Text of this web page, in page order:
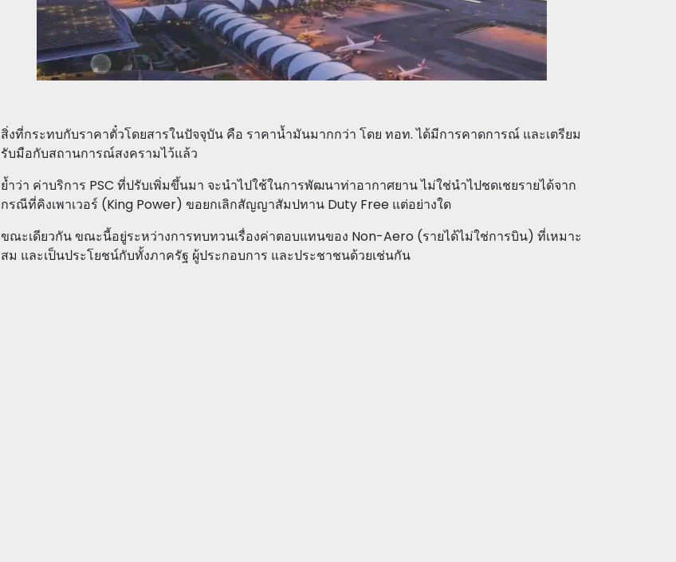
สิ่งที่กระทบกับราคาตั๋วโดยสารในปัจจุบัน คือ ราคาน้ำมันมากกว่า โดย ทอท. ได้มีการคาดการณ์ และเตรียม
รับมือกับสถานการณ์สงครามไว้แล้ว
ย้ำว่า ค่าบริการ PSC ที่ปรับเพิ่มขึ้นมา จะนำไปใช้ในการพัฒนาท่าอากาศยาน ไม่ใช่นำไปชดเชยรายได้จาก
กรณีที่คิงเพาเวอร์ (King Power) ขอยกเลิกสัญญาสัมปทาน Duty Free แต่อย่างใด
ขณะเดียวกัน ขณะนี้อยู่ระหว่างการทบทวนเรื่องค่าตอบแทนของ Non-Aero (รายได้ไม่ใช่การบิน) ที่เหมาะ
สม และเป็นประโยชน์กับทั้งภาครัฐ ผู้ประกอบการ และประชาชนด้วยเช่นกัน